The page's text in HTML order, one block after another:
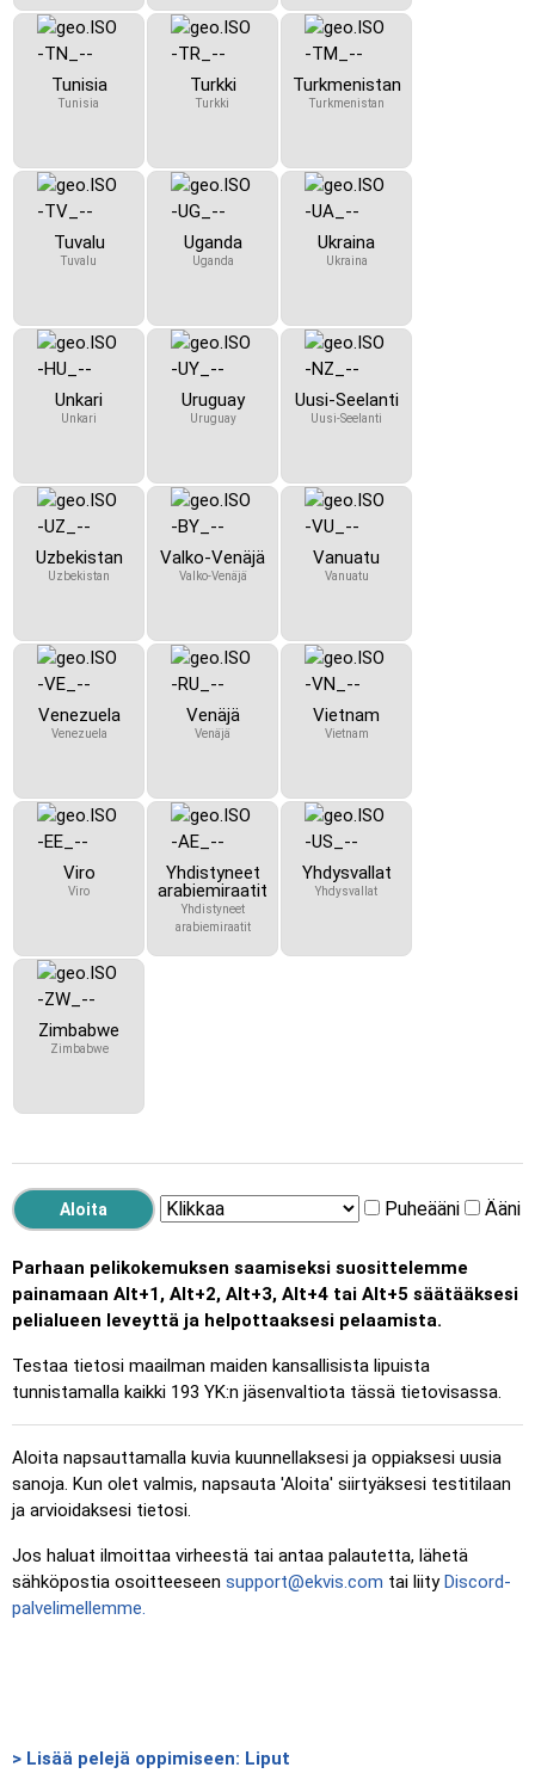
Tunisia
Tunisia
Turkki
Turkki
Turkmenistan
Turkmenistan
Tuvalu
Tuvalu
Uganda
Uganda
Ukraina
Ukraina
Unkari
Unkari
Uruguay
Uruguay
Uusi-Seelanti
Uusi-Seelanti
Uzbekistan
Uzbekistan
Valko-Venäjä
Valko-Venäjä
Vanuatu
Vanuatu
Venezuela
Venezuela
Venäjä
Venäjä
Vietnam
Vietnam
Viro
Viro
Yhdistyneet
arabiemiraatit
Yhdistyneet
arabiemiraatit
Yhdysvallat
Yhdysvallat
Zimbabwe
Zimbabwe
Puheääni Ääni
Parhaan pelikokemuksen saamiseksi suosittelemme
painamaan Alt+1, Alt+2, Alt+3, Alt+4 tai Alt+5 säätääksesi
pelialueen leveyttä ja helpottaaksesi pelaamista.
Testaa tietosi maailman maiden kansallisista lipuista
tunnistamalla kaikki 193 YK:n jäsenvaltiota tässä tietovisassa.
Aloita napsauttamalla kuvia kuunnellaksesi ja oppiaksesi uusia
sanoja. Kun olet valmis, napsauta 'Aloita' siirtyäksesi testitilaan
ja arvioidaksesi tietosi.
Jos haluat ilmoittaa virheestä tai antaa palautetta, lähetä
sähköpostia osoitteeseen support@ekvis.com tai liityDiscord-
palvelimellemme.
> Lisää pelejä oppimiseen: Liput